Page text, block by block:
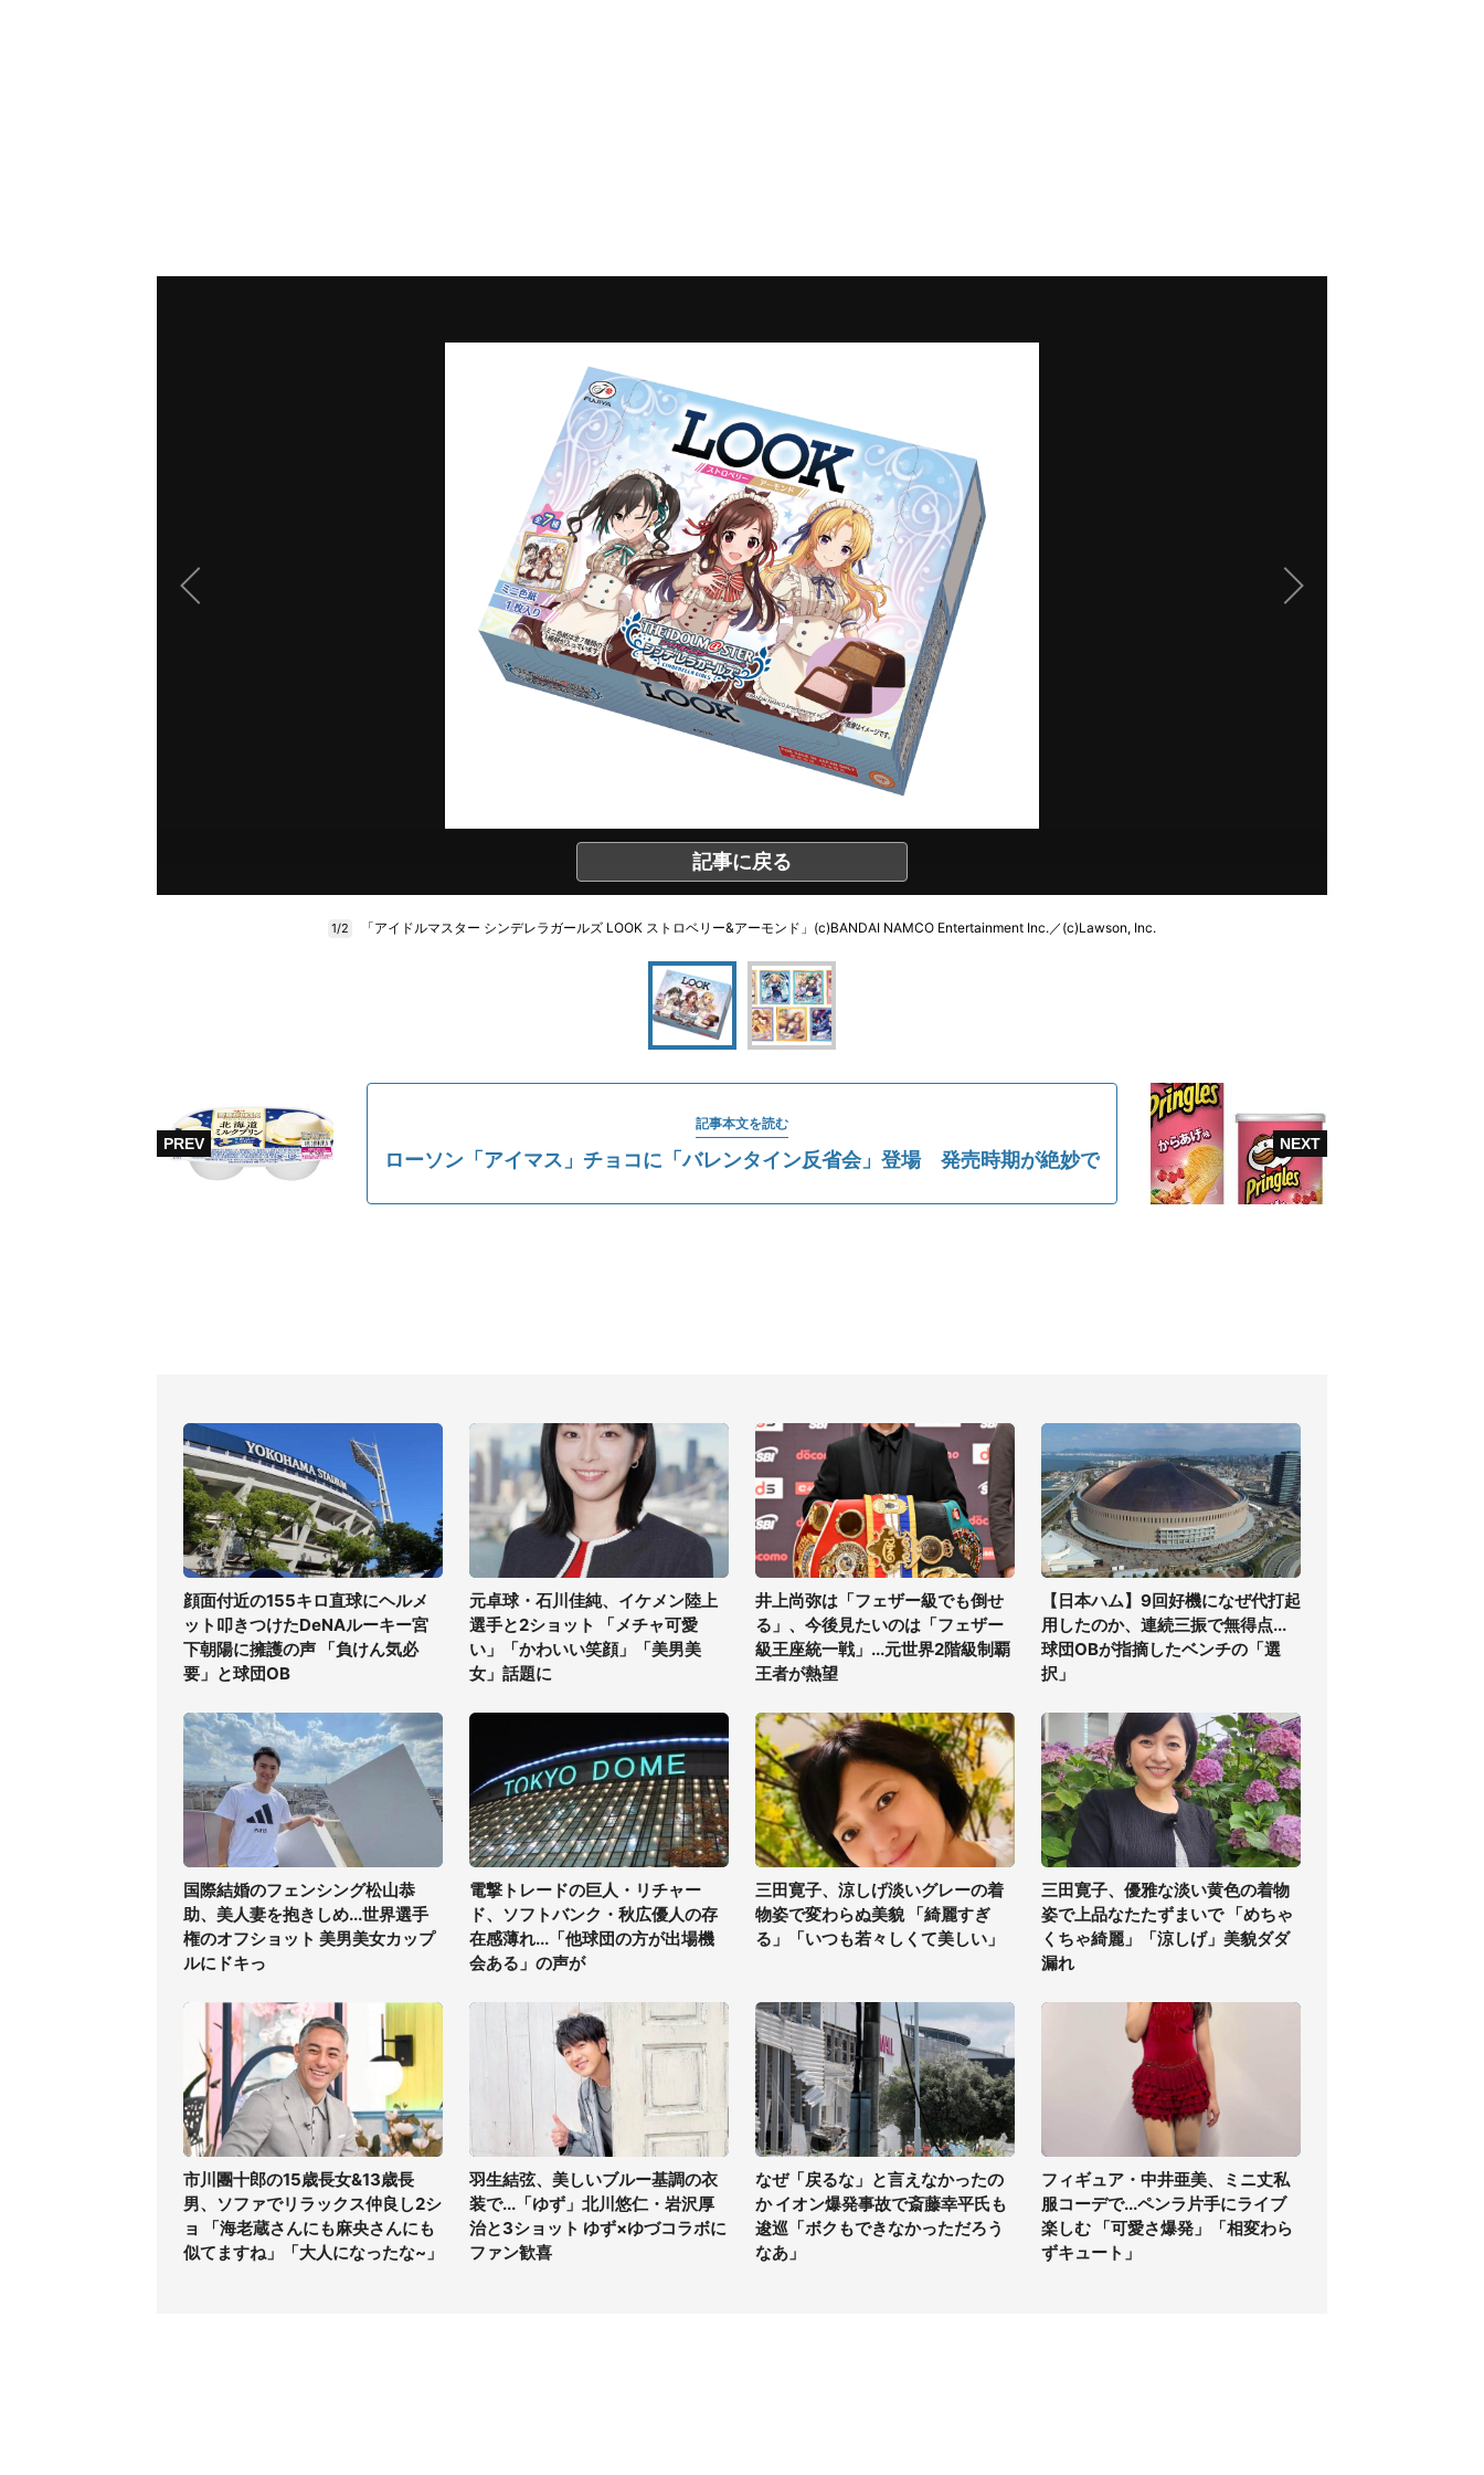
記事に戻る
1/2 「アイドルマスター シンデレラガールズ LOOK ストロベリー&アーモンド」(c)BANDAI NAMCO Entertainment Inc.／(c)Lawson, Inc.
記事本文を読む
ローソン「アイマス」チョコに「バレンタイン反省会」登場 発売時期が絶妙で
顔面付近の155キロ直球にヘルメ
ット叩きつけたDeNAルーキー宮
下朝陽に擁護の声 「負けん気必
要」と球団OB
元卓球・石川佳純、イケメン陸上
選手と2ショット 「メチャ可愛
い」「かわいい笑顔」「美男美
女」話題に
井上尚弥は「フェザー級でも倒せ
る」、今後見たいのは「フェザー
級王座統一戦」...元世界2階級制覇
王者が熱望
【日本ハム】9回好機になぜ代打起
用したのか、連続三振で無得点...
球団OBが指摘したベンチの「選
択」
国際結婚のフェンシング松山恭
助、美人妻を抱きしめ...世界選手
権のオフショット 美男美女カップ
ルにドキっ
電撃トレードの巨人・リチャー
ド、ソフトバンク・秋広優人の存
在感薄れ...「他球団の方が出場機
会ある」の声が
三田寛子、涼しげ淡いグレーの着
物姿で変わらぬ美貌 「綺麗すぎ
る」「いつも若々しくて美しい」
三田寛子、優雅な淡い黄色の着物
姿で上品なたたずまいで 「めちゃ
くちゃ綺麗」「涼しげ」美貌ダダ
漏れ
市川團十郎の15歳長女&13歳長
男、ソファでリラックス仲良し2シ
ョ 「海老蔵さんにも麻央さんにも
似てますね」「大人になったな~」
羽生結弦、美しいブルー基調の衣
装で...「ゆず」北川悠仁・岩沢厚
治と3ショット ゆず×ゆづコラボに
ファン歓喜
なぜ「戻るな」と言えなかったの
か イオン爆発事故で斎藤幸平氏も
逡巡「ボクもできなかっただろう
なあ」
フィギュア・中井亜美、ミニ丈私
服コーデで...ペンラ片手にライブ
楽しむ 「可愛さ爆発」「相変わら
ずキュート」